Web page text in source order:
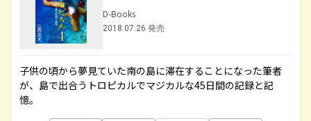
D-Books
2018.07.26 発売
子供の頃から夢見ていた南の島に滞在することになった筆者
が、島で出合うトロピカルでマジカルな45日間の記録と記
憶。